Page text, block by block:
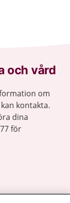
och vård
om
kontakta.
dina
för